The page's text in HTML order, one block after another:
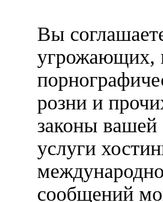
Вы
угрожающих,
розни и
законы вашей
услуги
сообщений